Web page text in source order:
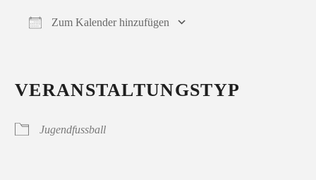
Zum Kalender hinzufügen
VERANSTALTUNGSTYP
Jugendfussball